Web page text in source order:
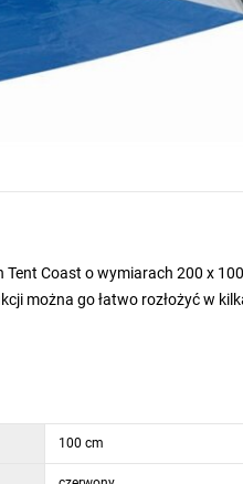
Coast o wymiarach 200 x
można go łatwo rozłożyć w
przed słońcem, a także
100 cm